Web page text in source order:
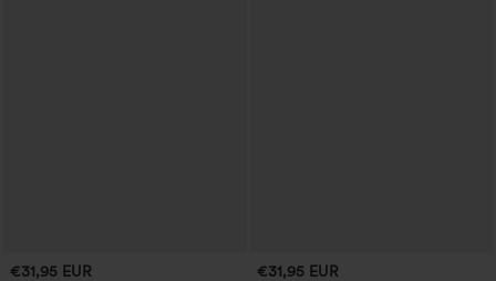
€31,95 EUR €31,95 EUR